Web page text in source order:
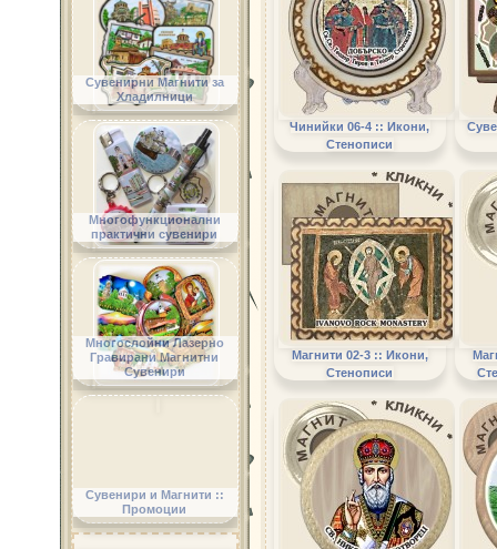
Чинийки 06-4 :: Икони,
Стенописи
Магнити 02-3 :: Икони,
Стенописи
Сувенирни Магнити за
Хладилници
Многофункционални
практични сувенири
Многослойни Лазерно
Гравирани Магнитни
Сувенири
Сувенири и Магнити ::
Промоции